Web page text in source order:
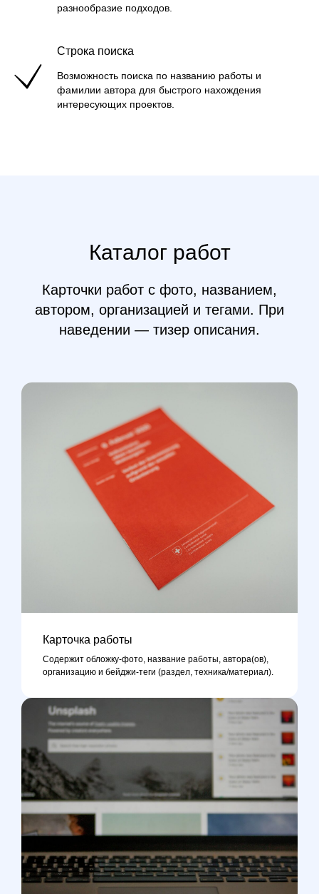
разнообразие подходов.
Строка поиска
Возможность поиска по названию работы и
фамилии автора для быстрого нахождения
интересующих проектов.
Каталог работ
Карточки работ с фото, названием,
автором, организацией и тегами. При
наведении — тизер описания.
Карточка работы
Содержит обложку-фото, название работы, автора(ов),
организацию и бейджи-теги (раздел, техника/материал).